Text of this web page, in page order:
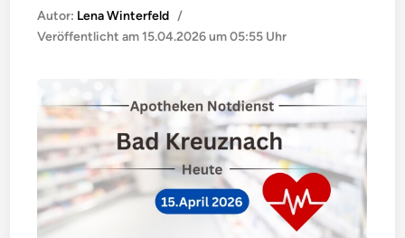
Autor: Lena Winterfeld /
Veröffentlicht am15.04.2026 um 05:55 Uhr